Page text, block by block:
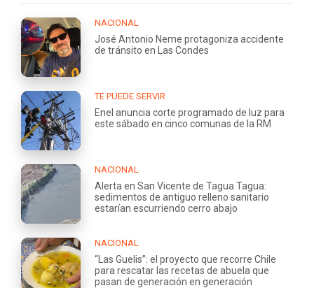
NACIONAL
José Antonio Neme protagoniza accidente
de tránsito en Las Condes
TE PUEDE SERVIR
Enel anuncia corte programado de luz para
este sábado en cinco comunas de la RM
NACIONAL
Alerta en San Vicente de Tagua Tagua:
sedimentos de antiguo relleno sanitario
estarían escurriendo cerro abajo
NACIONAL
“Las Guelis”: el proyecto que recorre Chile
para rescatar las recetas de abuela que
pasan de generación en generación